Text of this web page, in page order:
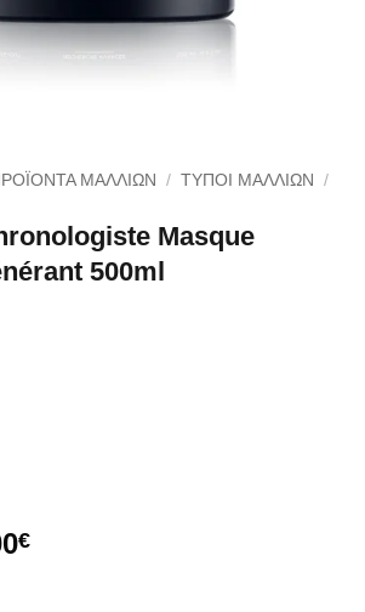
ΜΑΛΛΙΩΝ / ΤΥΠΟΙ ΜΑΛΛΙΩΝ
/
Masque
500ml
€Η